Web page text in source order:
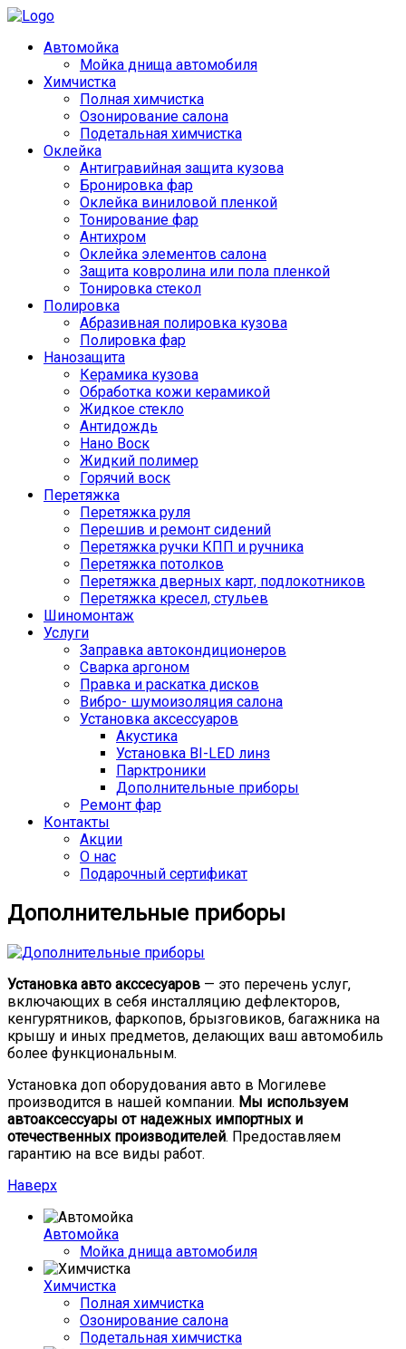
Автомойка
Мойка днища автомобиля
Химчистка
Полная химчистка
Озонирование салона
Подетальная химчистка
Оклейка
Антигравийная защита кузова
Бронировка фар
Оклейка виниловой пленкой
Тонирование фар
Антихром
Оклейка элементов салона
Защита ковролина или пола пленкой
Тонировка стекол
Полировка
Абразивная полировка кузова
Полировка фар
Нанозащита
Керамика кузова
Обработка кожи керамикой
Жидкое стекло
Антидождь
Нано Воск
Жидкий полимер
Горячий воск
Перетяжка
Перетяжка руля
Перешив и ремонт сидений
Перетяжка ручки КПП и ручника
Перетяжка потолков
Перетяжка дверных карт, подлокотников
Перетяжка кресел, стульев
Шиномонтаж
Услуги
Заправка автокондиционеров
Сварка аргоном
Правка и раскатка дисков
Вибро- шумоизоляция салона
Установка аксессуаров
Акустика
Установка BI-LED линз
Парктроники
Дополнительные приборы
Ремонт фар
Контакты
Акции
О нас
Подарочный сертификат
Дополнительные приборы
Установка авто акссесуаров — это перечень услуг,
включающих в себя инсталляцию дефлекторов,
кенгурятников, фаркопов, брызговиков, багажника на
крышу и иных предметов, делающих ваш автомобиль
более функциональным.
Установка доп оборудования авто в Могилеве
производится в нашей компании. Мы используем
автоаксессуары от надежных импортных и
отечественных производителей. Предоставляем
гарантию на все виды работ.
Наверх
Автомойка
Мойка днища автомобиля
Химчистка
Полная химчистка
Озонирование салона
Подетальная химчистка